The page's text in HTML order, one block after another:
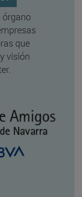
órgano
que
visión